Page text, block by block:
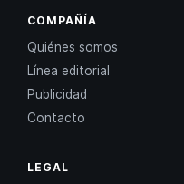
COMPAÑÍA
Quiénes somos
Línea editorial
Publicidad
Contacto
LEGAL